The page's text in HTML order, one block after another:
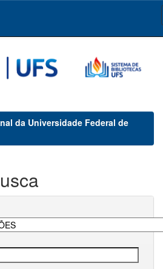
da Universidade Federal de